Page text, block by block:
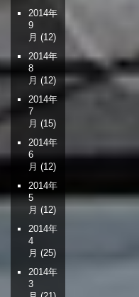
2014年
9
月 (12)
2014年
8
月 (12)
2014年
7
月 (15)
2014年
6
月 (12)
2014年
5
月 (12)
2014年
4
月 (25)
2014年
3